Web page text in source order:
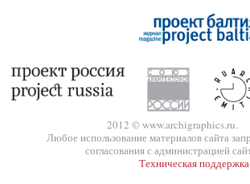
2012 © www.archigraphics.ru.
Любое использование материалов сайта
согласования с администрацией
Техническая